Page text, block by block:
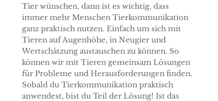
Tier wünschen, dann ist es wichtig, dass
immer mehr Menschen Tierkommunikation
ganz praktisch nutzen. Einfach um sich mit
Tieren auf Augenhöhe, in Neugier und
Wertschätzung austauschen zu können. So
können wir mit Tieren gemeinsam Lösungen
für Probleme und Herausforderungen finden.
Sobald du Tierkommunikation praktisch
anwendest, bist du Teil der Lösung! Ist das